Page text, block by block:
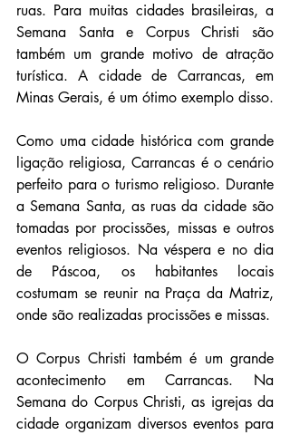
ruas. Para muitas cidades brasileiras, a
Semana Santa e Corpus Christi são
também um grande motivo de atração
turística. A cidade de Carrancas, em
Minas Gerais, é um ótimo exemplo disso.
Como uma cidade histórica com grande
ligação religiosa, Carrancas é o cenário
perfeito para o turismo religioso. Durante
a Semana Santa, as ruas da cidade são
tomadas por procissões, missas e outros
eventos religiosos. Na véspera e no dia
de Páscoa, os habitantes locais
costumam se reunir na Praça da Matriz,
onde são realizadas procissões e missas.
O Corpus Christi também é um grande
acontecimento em Carrancas. Na
Semana do Corpus Christi, as igrejas da
cidade organizam diversos eventos para